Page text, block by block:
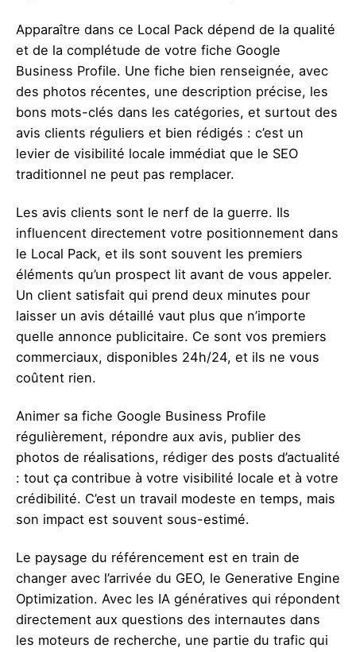
Apparaître dans ce Local Pack dépend de la qualité
et de la complétude de votre fiche Google
Business Profile. Une fiche bien renseignée, avec
des photos récentes, une description précise, les
bons mots-clés dans les catégories, et surtout des
avis clients réguliers et bien rédigés : c’est un
levier de visibilité locale immédiat que le SEO
traditionnel ne peut pas remplacer.
Les avis clients sont le nerf de la guerre. Ils
influencent directement votre positionnement dans
le Local Pack, et ils sont souvent les premiers
éléments qu’un prospect lit avant de vous appeler.
Un client satisfait qui prend deux minutes pour
laisser un avis détaillé vaut plus que n’importe
quelle annonce publicitaire. Ce sont vos premiers
commerciaux, disponibles 24h/24, et ils ne vous
coûtent rien.
Animer sa fiche Google Business Profile
régulièrement, répondre aux avis, publier des
photos de réalisations, rédiger des posts d’actualité
: tout ça contribue à votre visibilité locale et à votre
crédibilité. C’est un travail modeste en temps, mais
son impact est souvent sous-estimé.
Le paysage du référencement est en train de
changer avec l’arrivée du GEO, le Generative Engine
Optimization. Avec les IA génératives qui répondent
directement aux questions des internautes dans
les moteurs de recherche, une partie du trafic qui